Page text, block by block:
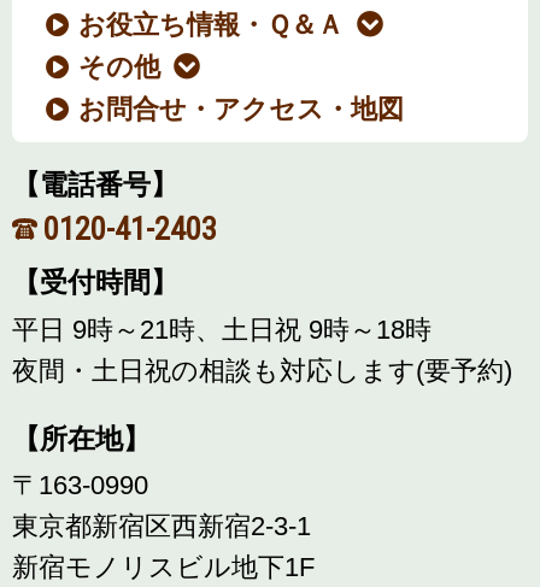
お役立ち情報・Ｑ＆Ａ
その他
お問合せ・アクセス・地図
【電話番号】
0120-41-2403
【受付時間】
平日 9時～21時、土日祝 9時～18時
夜間・土日祝の相談も対応します(要予約)
【所在地】
〒163-0990
東京都新宿区西新宿2-3-1
新宿モノリスビル地下1F